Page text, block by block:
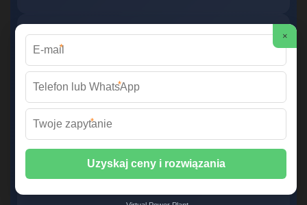
Magazyn energii odnawialnej
Renewable Energy Storage
Systemy hybrydowe cena
Wirtualne Elektrownie VPP
Systemy VPP cena
×
*
*
*